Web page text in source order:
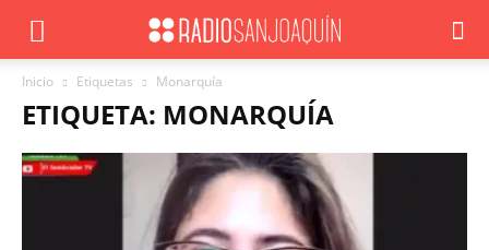
Inicio Etiquetas Monarquía
ETIQUETA: MONARQUÍA